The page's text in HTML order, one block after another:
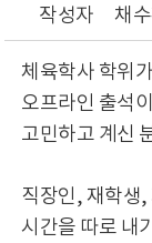
작성자 채
체육학사 학위
오프라인 출석
고민하고 계신
직장인, 재학생,
시간을 따로 내